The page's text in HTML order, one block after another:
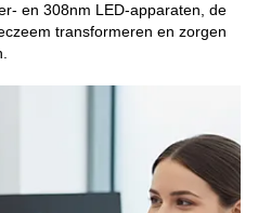
en 308nm LED-apparaten, de
transformeren en zorgen